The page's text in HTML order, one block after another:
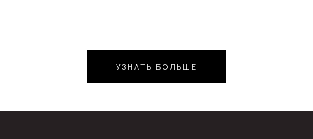
УЗНАТЬ БОЛЬШЕ